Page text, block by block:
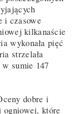
i czasowe
kilkanaście
wykonała pięć
strzelała
sumie 147
dobre i
ogniowej, które